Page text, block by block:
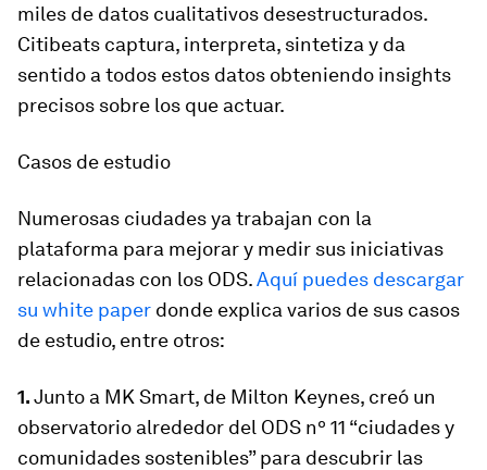
miles de datos cualitativos desestructurados.
Citibeats captura, interpreta, sintetiza y da
sentido a todos estos datos obteniendo insights
precisos sobre los que actuar.
Casos de estudio
Numerosas ciudades ya trabajan con la
plataforma para mejorar y medir sus iniciativas
relacionadas con los ODS.Aquí puedes descargar
su white paper donde explica varios de sus casos
de estudio, entre otros:
1.Junto a MK Smart, de Milton Keynes, creó un
observatorio alrededor del ODS nº 11 “ciudades y
comunidades sostenibles” para descubrir las